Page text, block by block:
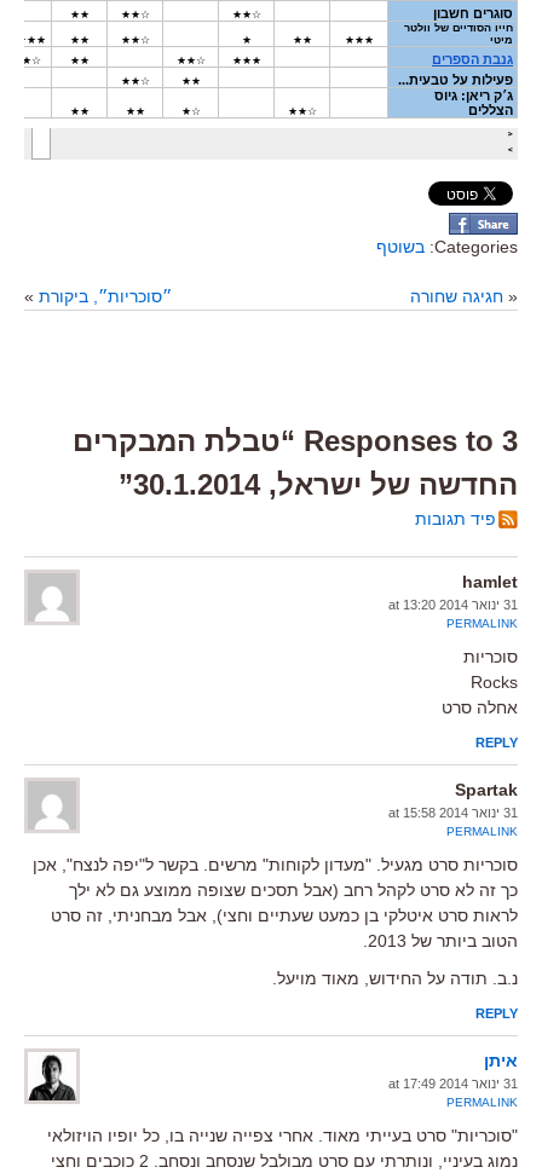
Categories: בשוטף
« חגיגה שחורה ״סוכריות״, ביקורת »
3 Responses to “טבלת המבקרים
החדשה של ישראל, 30.1.2014”
פיד תגובות
hamlet
31 ינואר 2014 at 13:20
PERMALINK
סוכריות
Rocks
אחלה סרט
REPLY
Spartak
31 ינואר 2014 at 15:58
PERMALINK
סוכריות סרט מגעיל. "מעדון לקוחות" מרשים. בקשר ל"יפה לנצח", אכן
כך זה לא סרט לקהל רחב (אבל תסכים שצופה ממוצע גם לא ילך
לראות סרט איטלקי בן כמעט שעתיים וחצי), אבל מבחניתי, זה סרט
הטוב ביותר של 2013.
נ.ב. תודה על החידוש, מאוד מויעל.
REPLY
איתן
31 ינואר 2014 at 17:49
PERMALINK
"סוכריות" סרט בעייתי מאוד. אחרי צפייה שנייה בו, כל יופיו הויזולאי
נמוג בעיניי, ונותרתי עם סרט מבולבל שנסחב ונסחב. 2 כוכבים וחצי